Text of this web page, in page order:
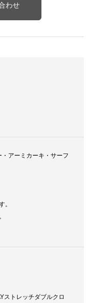
わせ
アーミカーキ・サーフ
。
ストレッチダブルクロ